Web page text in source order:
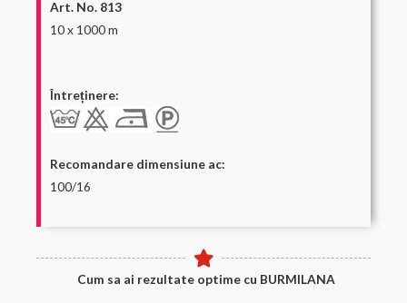
Art. No. 813
10 x 1000 m
Întreținere:
Recomandare dimensiune ac:
100/16
Cum sa ai rezultate optime cu BURMILANA